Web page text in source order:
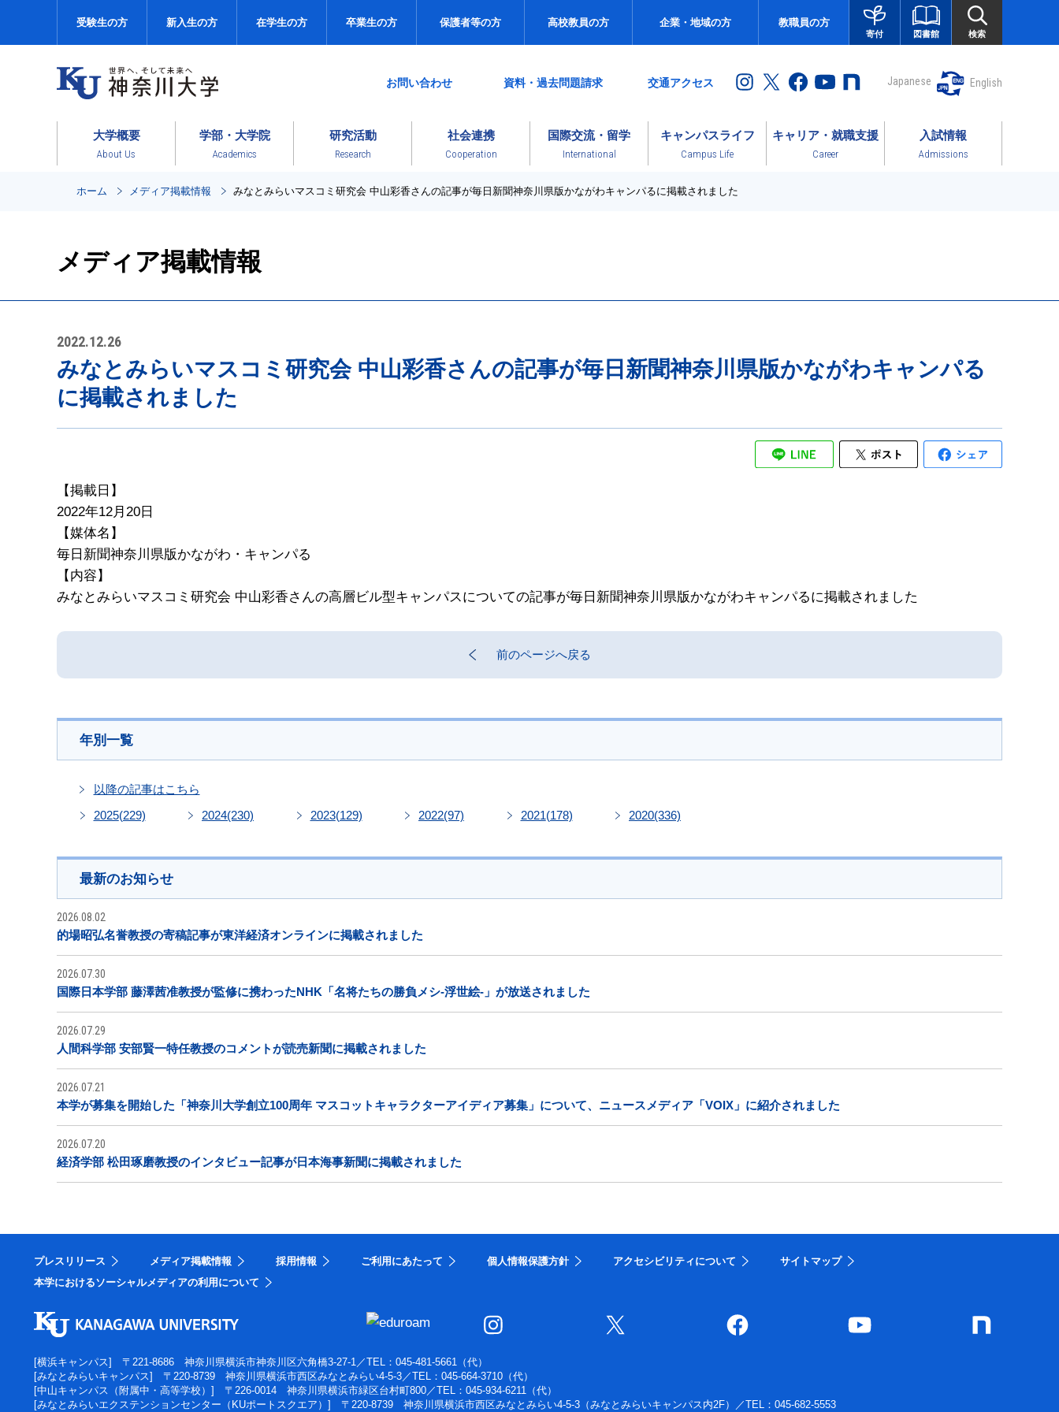
受験生の方 新入生の方 在学生の方 卒業生の方 保護者等の方 高校教員の方 企業・地域の方 教職員の方
寄付 図書館 検索
お問い合わせ 資料・過去問題請求 交通アクセス Japanese English
大学概要
About Us
学部・大学院
Academics
研究活動
Research
社会連携
Cooperation
国際交流・留学
International
キャンパスライフ
Campus Life
キャリア・就職支援
Career
入試情報
Admissions
ホーム メディア掲載情報 みなとみらいマスコミ研究会 中山彩香さんの記事が毎日新聞神奈川県版かながわキャンパるに掲載されました
メディア掲載情報
2022.12.26
みなとみらいマスコミ研究会 中山彩香さんの記事が毎日新聞神奈川県版かながわキャンパる
に掲載されました
【掲載日】
2022年12月20日
【媒体名】
毎日新聞神奈川県版かながわ・キャンパる
【内容】
みなとみらいマスコミ研究会 中山彩香さんの高層ビル型キャンパスについての記事が毎日新聞神奈川県版かながわキャンパるに掲載されました
前のページへ戻る
年別一覧
以降の記事はこちら
2025(229) 2024(230) 2023(129) 2022(97) 2021(178) 2020(336)
最新のお知らせ
2026.08.02
的場昭弘名誉教授の寄稿記事が東洋経済オンラインに掲載されました
2026.07.30
国際日本学部 藤澤茜准教授が監修に携わったNHK「名将たちの勝負メシ-浮世絵-」が放送されました
2026.07.29
人間科学部 安部賢一特任教授のコメントが読売新聞に掲載されました
2026.07.21
本学が募集を開始した「神奈川大学創立100周年 マスコットキャラクターアイディア募集」について、ニュースメディア「VOIX」に紹介されました
2026.07.20
経済学部 松田琢磨教授のインタビュー記事が日本海事新聞に掲載されました
プレスリリース メディア掲載情報 採用情報 ご利用にあたって 個人情報保護方針 アクセシビリティについて
サイトマップ
本学におけるソーシャルメディアの利用について
[横浜キャンパス] 〒221-8686 神奈川県横浜市神奈川区六角橋3-27-1 ／TEL：045-481-5661（代）
[みなとみらいキャンパス] 〒220-8739 神奈川県横浜市西区みなとみらい4-5-3 ／TEL：045-664-3710（代）
[中山キャンパス（附属中・高等学校）] 〒226-0014 神奈川県横浜市緑区台村町800 ／TEL：045-934-6211（代）
[みなとみらいエクステンションセンター（KUポートスクエア）] 〒220-8739 神奈川県横浜市西区みなとみらい4-5-3（みなとみらいキャンパス内2F） ／TEL：045-682-5553